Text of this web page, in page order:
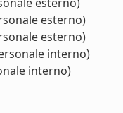
esterno)
esterno)
interno)
interno)